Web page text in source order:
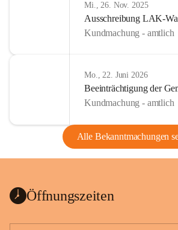
Mi., 26. Nov. 2025
Ausschreibung LAK-
Kundmachung - amtlich
Mo., 22. Juni 2026
Beeinträchtigung der
Kundmachung - amtlich
Alle Bekanntmachungen
Öffnungszeiten